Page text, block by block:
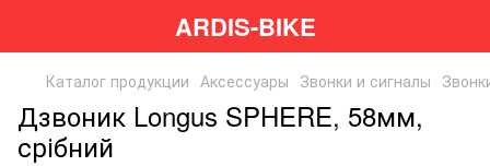
ARDIS-BIKE
Каталог продукции Аксессуары Звонки и сигналы
Дзвоник Longus SPHERE, 58мм,
срібний